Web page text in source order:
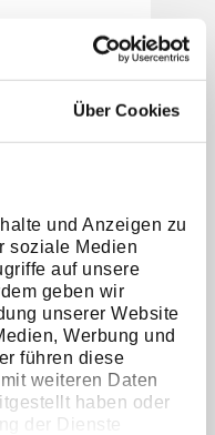
Über Cookies
und Anzeigen zu
soziale Medien
auf unsere
geben wir
unserer Website
Werbung und
führen diese
weiteren Daten
haben oder
der Dienste
ist ein
Schrauben-,